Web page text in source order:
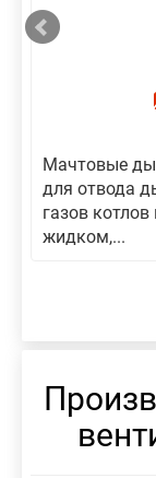
Мачтовые
для отвода
газов
жидком,...